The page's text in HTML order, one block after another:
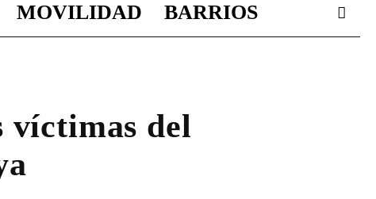
MOVILIDAD BARRIOS
víctimas del